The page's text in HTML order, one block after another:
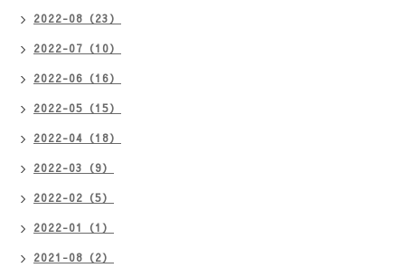
2022-08（23）
2022-07（10）
2022-06（16）
2022-05（15）
2022-04（18）
2022-03（9）
2022-02（5）
2022-01（1）
2021-08（2）